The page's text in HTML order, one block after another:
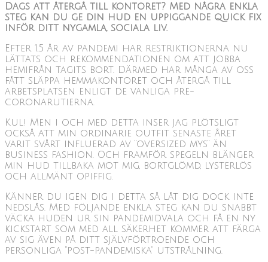
Dags att återgå till kontoret? Med några enkla
steg kan du ge din hud en uppiggande quick fix
inför ditt nygamla, sociala liv.
Efter 1,5 år av pandemi har restriktionerna nu
lättats och rekommendationen om att jobba
hemifrån tagits bort. Därmed har många av oss
fått släppa hemmakontoret och återgå till
arbetsplatsen enligt de vanliga pre-
coronarutierna.
Kul! Men i och med detta inser jag plötsligt
också att min ordinarie outfit senaste året
varit svårt influerad av ”oversized mys” än
business fashion. Och framför spegeln blänger
min hud tillbaka mot mig, bortglömd, lysterlös
och allmänt opiffig.
Känner du igen dig i detta så låt dig dock inte
nedslås. Med följande enkla steg kan du snabbt
väcka huden ur sin pandemidvala och få en ny
kickstart som med all säkerhet kommer att färga
av sig även på ditt självförtroende och
personliga ”post-pandemiska” utstrålning.